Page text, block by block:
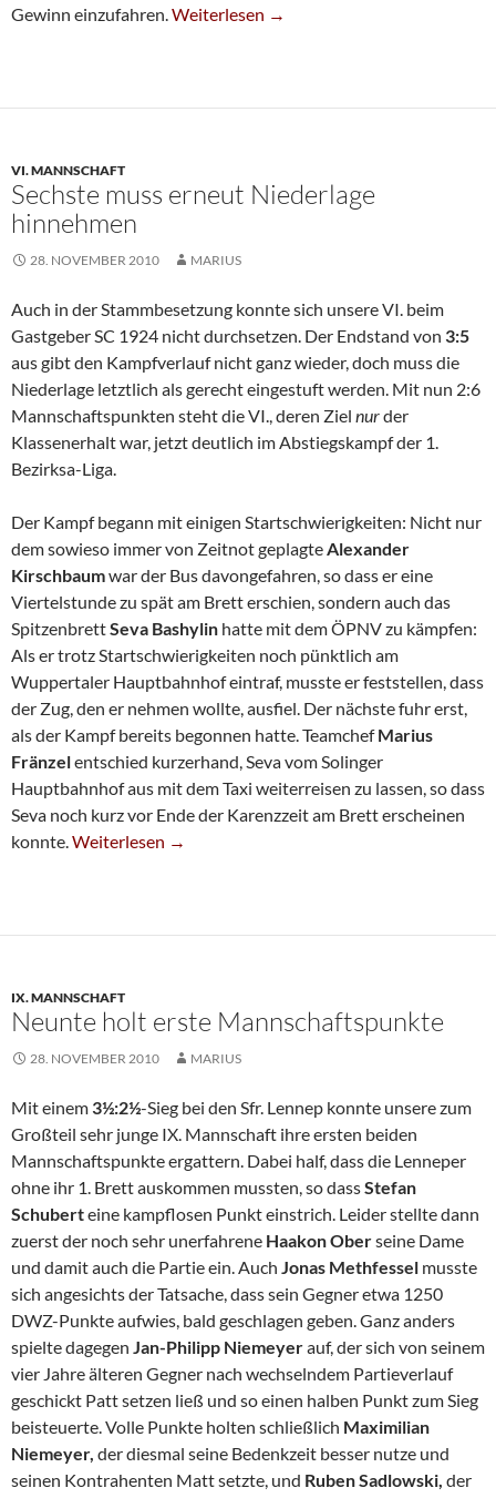
Gewinn einzufahren.Fünfte Trifft Auf »harte Nuss«
Weiterlesen →
VI. MANNSCHAFT
Sechste muss erneut Niederlage
hinnehmen
28. NOVEMBER 2010 MARIUS
Auch in der Stammbesetzung konnte sich unsere VI. beim
Gastgeber SC 1924 nicht durchsetzen. Der Endstand von 3:5
aus gibt den Kampfverlauf nicht ganz wieder, doch muss die
Niederlage letztlich als gerecht eingestuft werden. Mit nun 2:6
Mannschaftspunkten steht die VI., deren Ziel nurder
Klassenerhalt war, jetzt deutlich im Abstiegskampf der 1.
Bezirksa-Liga.
Der Kampf begann mit einigen Startschwierigkeiten: Nicht nur
dem sowieso immer von Zeitnot geplagteAlexander
Kirschbaumwar der Bus davongefahren, so dass er eine
Viertelstunde zu spät am Brett erschien, sondern auch das
SpitzenbrettSeva Bashylin hatte mit dem ÖPNV zu kämpfen:
Als er trotz Startschwierigkeiten noch pünktlich am
Wuppertaler Hauptbahnhof eintraf, musste er feststellen, dass
der Zug, den er nehmen wollte, ausfiel. Der nächste fuhr erst,
als der Kampf bereits begonnen hatte. TeamchefMarius
Fränzelentschied kurzerhand, Seva vom Solinger
Hauptbahnhof aus mit dem Taxi weiterreisen zu lassen, so dass
Seva noch kurz vor Ende der Karenzzeit am Brett erscheinen
konnte.Sechste Muss Erneut Niederlage Hinnehmen
Weiterlesen →
IX. MANNSCHAFT
Neunte holt erste Mannschaftspunkte
28. NOVEMBER 2010 MARIUS
Mit einem 3½:2½-Sieg bei den Sfr. Lennep konnte unsere zum
Großteil sehr junge IX. Mannschaft ihre ersten beiden
Mannschaftspunkte ergattern. Dabei half, dass die Lenneper
ohne ihr 1. Brett auskommen mussten, so dassStefan
Schuberteine kampflosen Punkt einstrich. Leider stellte dann
zuerst der noch sehr unerfahrene Haakon Oberseine Dame
und damit auch die Partie ein. Auch Jonas Methfessel musste
sich angesichts der Tatsache, dass sein Gegner etwa 1250
DWZ-Punkte aufwies, bald geschlagen geben. Ganz anders
spielte dagegen Jan-Philipp Niemeyerauf, der sich von seinem
vier Jahre älteren Gegner nach wechselndem Partieverlauf
geschickt Patt setzen ließ und so einen halben Punkt zum Sieg
beisteuerte. Volle Punkte holten schließlich Maximilian
Niemeyer, der diesmal seine Bedenkzeit besser nutze und
seinen Kontrahenten Matt setzte, und Ruben Sadlowski, der